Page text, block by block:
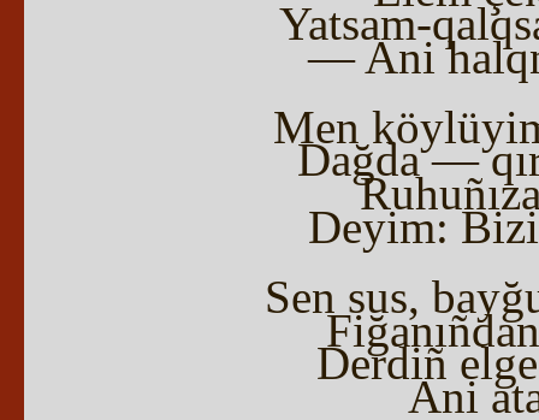
Yatsam-
— Ani
Men
Dağda —
Deyim:
Sen sus,
Derdiñ
Ani